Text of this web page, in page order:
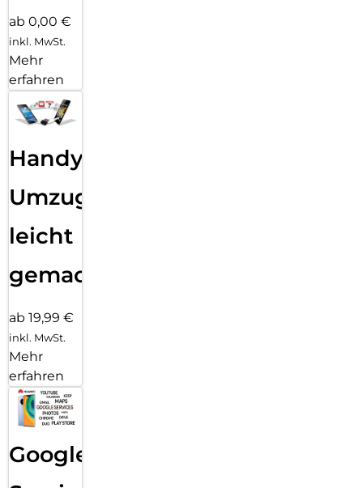
ab 0,00 €
inkl. MwSt.
Mehr
erfahren
Handy
Umzug
leicht
gemacht!
ab 19,99 €
inkl. MwSt.
Mehr
erfahren
Google